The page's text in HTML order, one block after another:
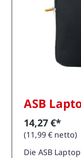
ASB
14,27 €*
(11,99 € netto)
Die ASB